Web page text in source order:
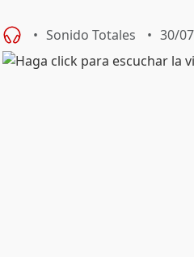
Sonido Totales 30/